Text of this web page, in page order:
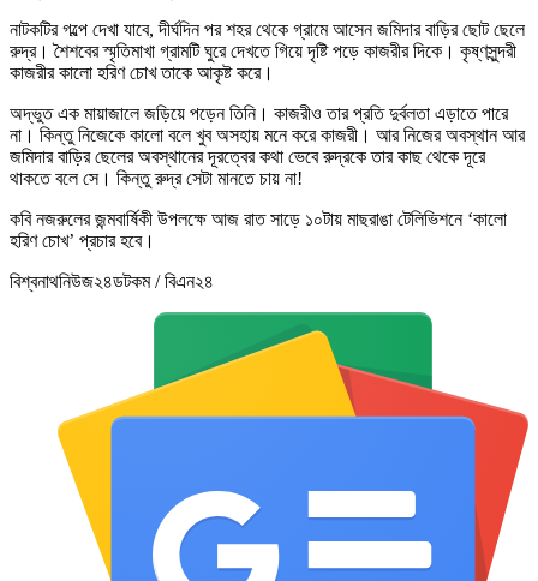
নাটকটির গল্পে দেখা যাবে, দীর্ঘদিন পর শহর থেকে গ্রামে আসেন জমিদার বাড়ির ছোট ছেলে
রুদ্র। শৈশবের স্মৃতিমাখা গ্রামটি ঘুরে দেখতে গিয়ে দৃষ্টি পড়ে কাজরীর দিকে। কৃষ্ণসুন্দরী
কাজরীর কালো হরিণ চোখ তাকে আকৃষ্ট করে।
অদ্ভুত এক মায়াজালে জড়িয়ে পড়েন তিনি। কাজরীও তার প্রতি দুর্বলতা এড়াতে পারে
না। কিন্তু নিজেকে কালো বলে খুব অসহায় মনে করে কাজরী। আর নিজের অবস্থান আর
জমিদার বাড়ির ছেলের অবস্থানের দূরত্বের কথা ভেবে রুদ্রকে তার কাছ থেকে দূরে
থাকতে বলে সে। কিন্তু রুদ্র সেটা মানতে চায় না!
কবি নজরুলের জন্মবার্ষিকী উপলক্ষে আজ রাত সাড়ে ১০টায় মাছরাঙা টেলিভিশনে ‘কালো
হরিণ চোখ’ প্রচার হবে।
বিশ্বনাথনিউজ২৪ডটকম / বিএন২৪